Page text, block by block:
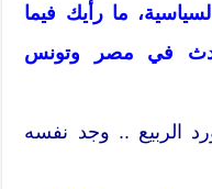
ما رأيك فيما
حدث في مصر وتونس
الربيع .. وجد نفسه